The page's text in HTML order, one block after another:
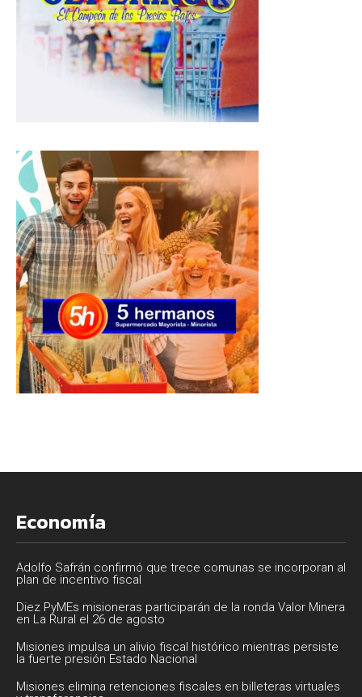
A
p
o
o
r
a
m
Economía
Adolfo Safrán confirmó que trece comunas se incorporan al
plan de incentivo fiscal
Diez PyMEs misioneras participarán de la ronda Valor Minera
en La Rural el 26 de agosto
Misiones impulsa un alivio fiscal histórico mientras persiste
la fuerte presión Estado Nacional
Misiones elimina retenciones fiscales en billeteras virtuales